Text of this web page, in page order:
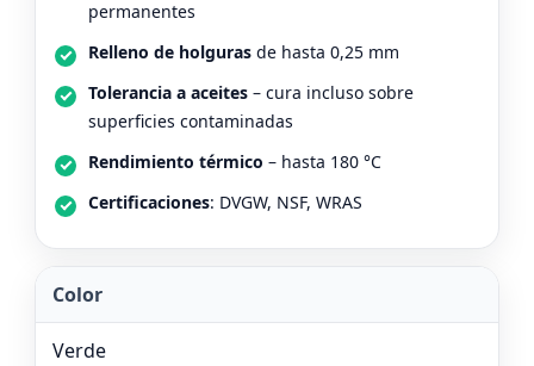
permanentes
Relleno de holguras de hasta 0,25 mm
Tolerancia a aceites – cura incluso sobre
superficies contaminadas
Rendimiento térmico – hasta 180 °C
Certificaciones: DVGW, NSF, WRAS
Color
Verde